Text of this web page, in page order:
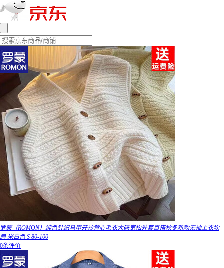
罗蒙（ROMON）纯色针织马甲开衫背心毛衣大码宽松外套百搭秋冬新款无袖上衣坎
肩 米白色 S 80-100
0条评价